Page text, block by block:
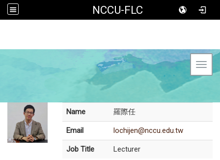
NCCU-FLC
Name 羅際任
Email lochijen@nccu.edu.tw
Job Title Lecturer